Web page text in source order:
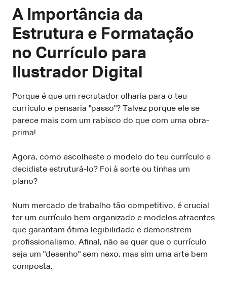
A Importância da
Estrutura e Formatação
no Currículo para
Ilustrador Digital
Porque é que um recrutador olharia para o teu
currículo e pensaria "passo"? Talvez porque ele se
parece mais com um rabisco do que com uma obra-
prima!
Agora, como escolheste o modelo do teu currículo e
decidiste estruturá-lo? Foi à sorte ou tinhas um
plano?
Num mercado de trabalho tão competitivo, é crucial
ter um currículo bem organizado e modelos atraentes
que garantam ótima legibilidade e demonstrem
profissionalismo. Afinal, não se quer que o currículo
seja um "desenho" sem nexo, mas sim uma arte bem
composta.